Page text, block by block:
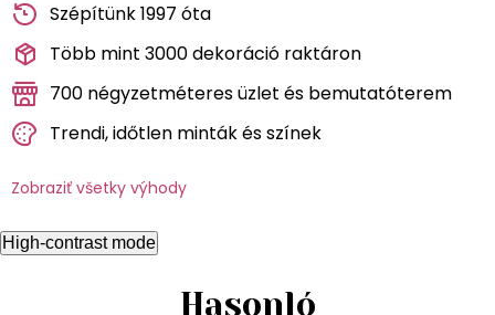
Szépítünk 1997 óta
Több mint 3000 dekoráció raktáron
700 négyzetméteres üzlet és bemutatóterem
Trendi, időtlen minták és színek
Zobraziť všetky výhody
High-contrast mode
Hasonló